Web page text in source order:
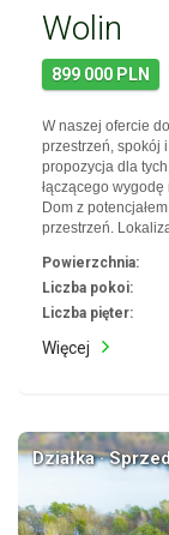
Wolin
899 000 PLN
W naszej ofercie
przestrzeń, spokój
propozycja dla
łączącego
Dom z
przestrzeń.
Powierzchnia:
Liczba pokoi:
Liczba pięter:
Więcej
Działka ·